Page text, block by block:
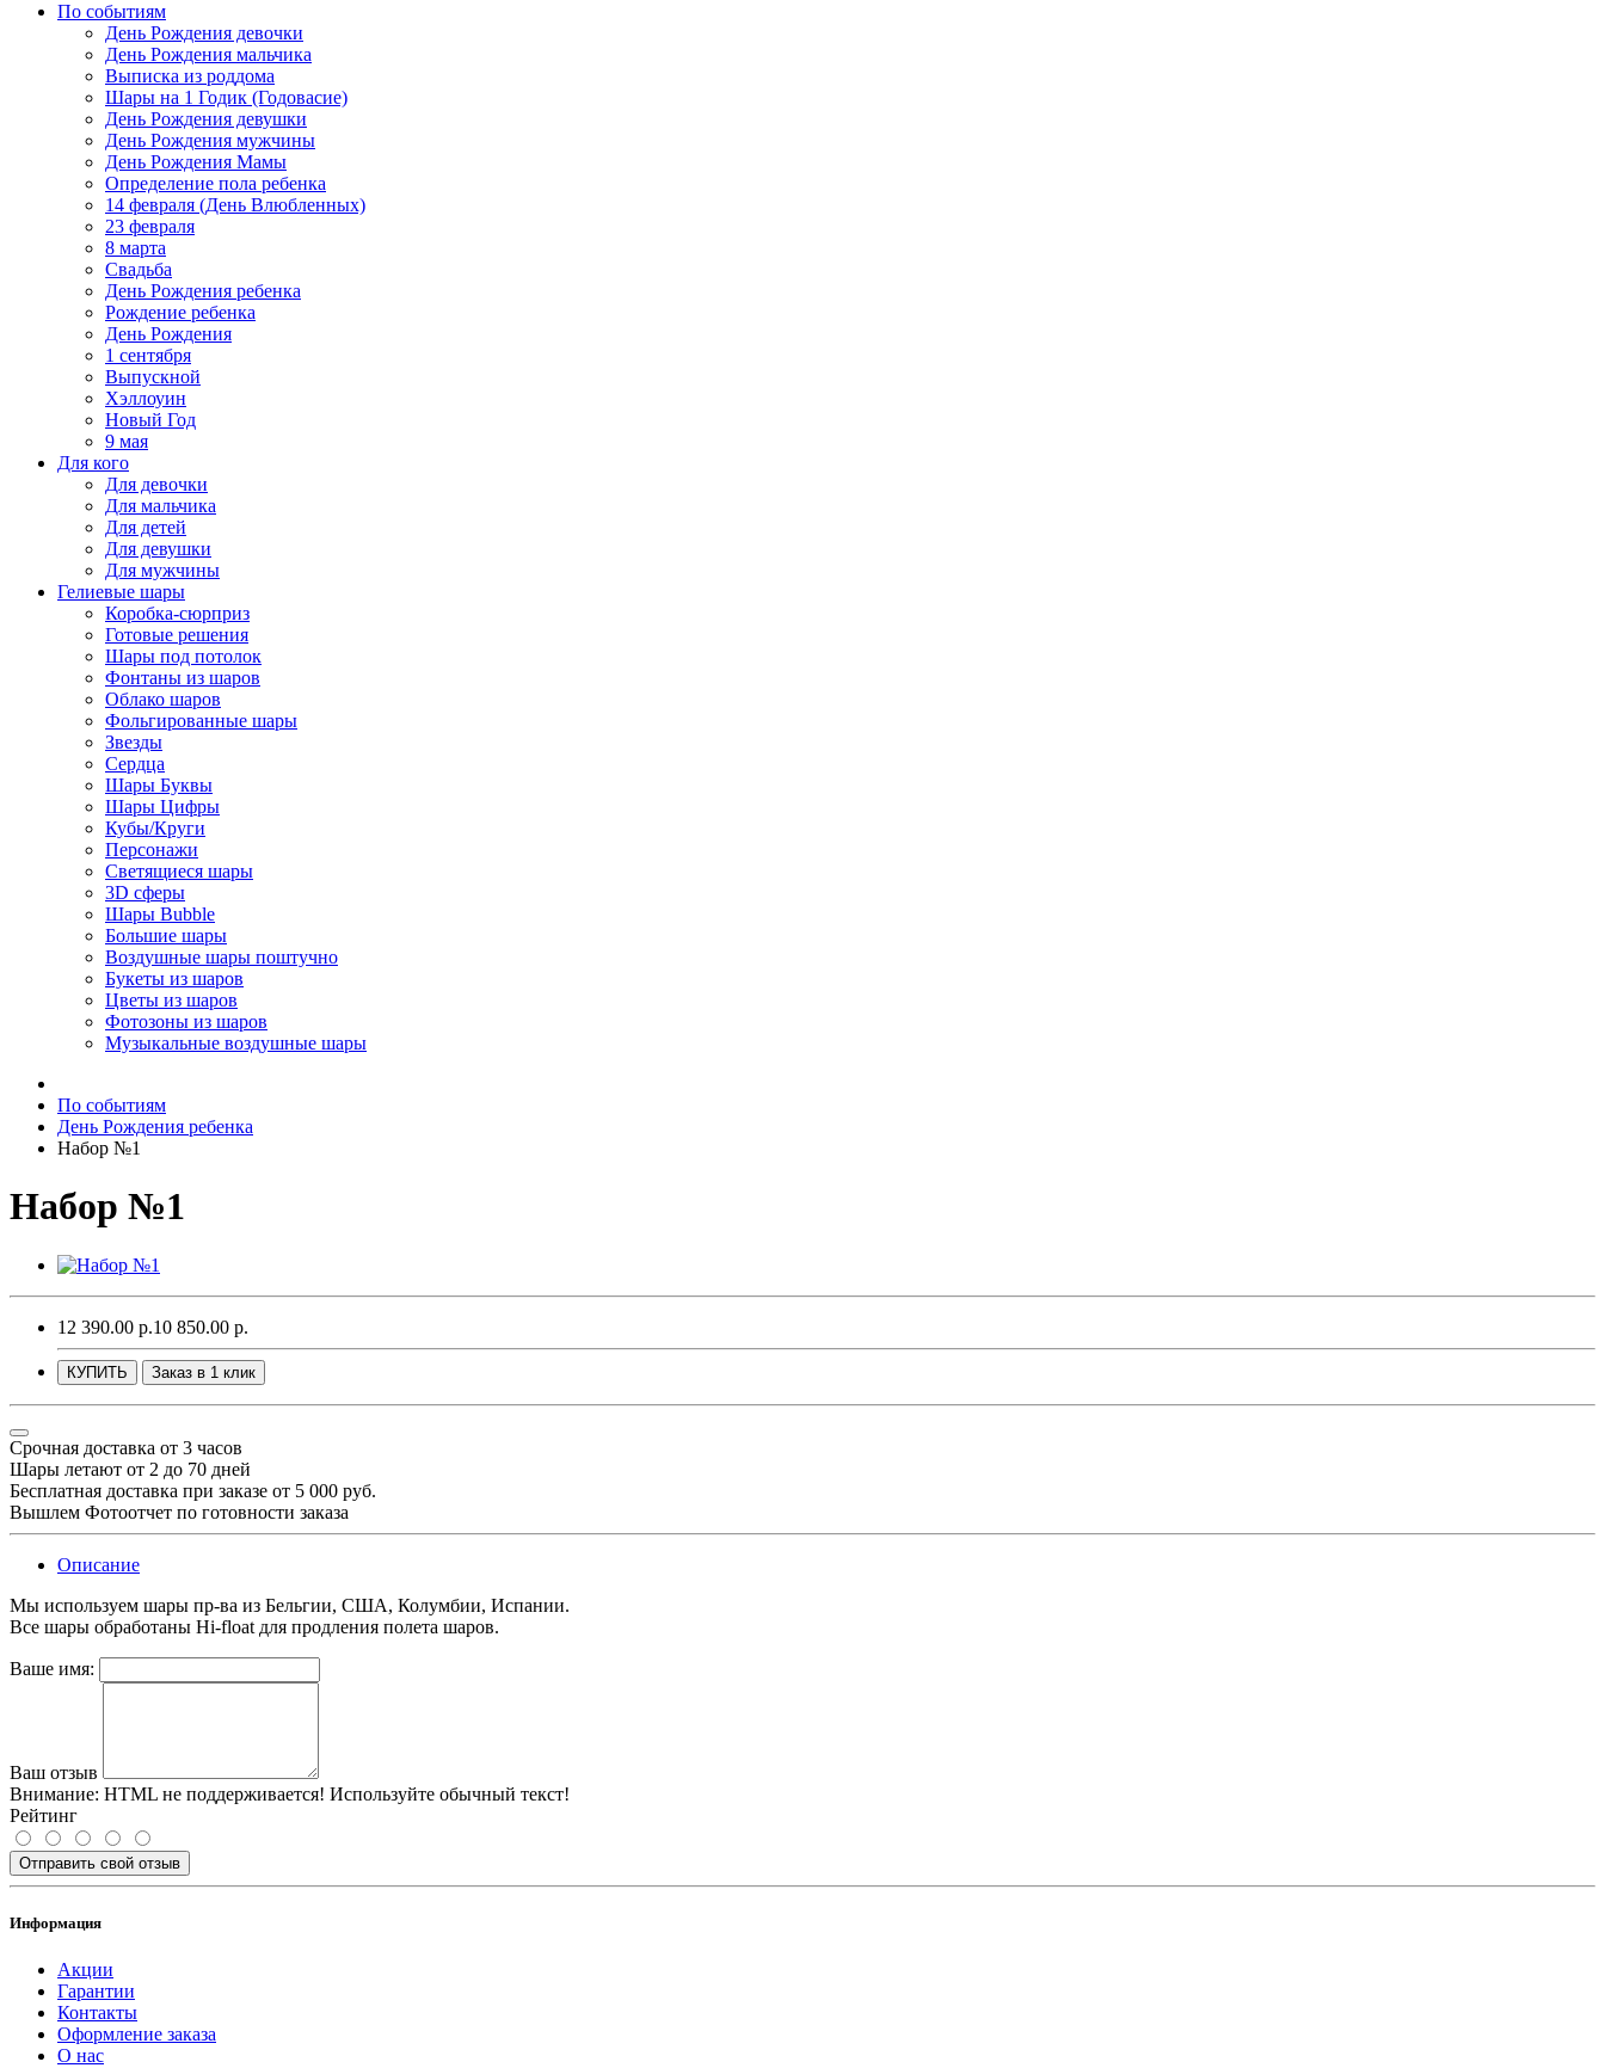
По событиям
День Рождения девочки
День Рождения мальчика
Выписка из роддома
Шары на 1 Годик (Годовасие)
День Рождения девушки
День Рождения мужчины
День Рождения Мамы
Определение пола ребенка
14 февраля (День Влюбленных)
23 февраля
8 марта
Свадьба
День Рождения ребенка
Рождение ребенка
День Рождения
1 сентября
Выпускной
Хэллоуин
Новый Год
9 мая
Для кого
Для девочки
Для мальчика
Для детей
Для девушки
Для мужчины
Гелиевые шары
Коробка-сюрприз
Готовые решения
Шары под потолок
Фонтаны из шаров
Облако шаров
Фольгированные шары
Звезды
Сердца
Шары Буквы
Шары Цифры
Кубы/Круги
Персонажи
Светящиеся шары
3D сферы
Шары Bubble
Большие шары
Воздушные шары поштучно
Букеты из шаров
Цветы из шаров
Фотозоны из шаров
Музыкальные воздушные шары
По событиям
День Рождения ребенка
Набор №1
Набор №1
12 390.00 р.10 850.00 р.
КУПИТЬ Заказ в 1 клик
Срочная доставка от 3 часов
Шары летают от 2 до 70 дней
Бесплатная доставка при заказе от 5 000 руб.
Вышлем Фотоотчет по готовности заказа
Описание
Мы используем шары пр-ва из Бельгии, США, Колумбии, Испании.
Все шары обработаны Hi-float для продления полета шаров.
Ваше имя:
Ваш отзыв
Внимание: HTML не поддерживается! Используйте обычный текст!
Рейтинг
Отправить свой отзыв
Информация
Акции
Гарантии
Контакты
Оформление заказа
О нас